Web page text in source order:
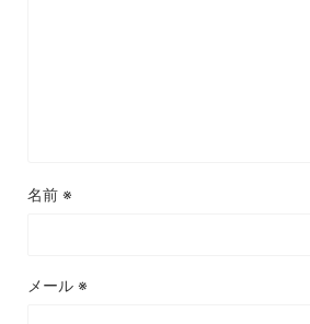
名前 ※
メール ※